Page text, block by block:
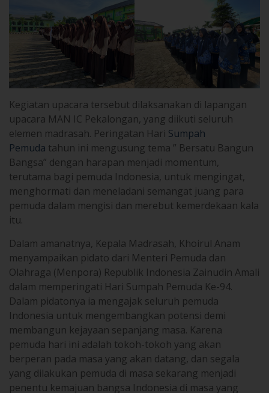
Kegiatan upacara tersebut dilaksanakan di lapangan
elemen madrasah. Peringatan Hari Sumpah
Pemuda tahun ini mengusung tema ” Bersatu Bangun
Bangsa” dengan harapan menjadi momentum,
terutama bagi pemuda Indonesia, untuk mengingat,
menghormati dan meneladani semangat juang para
pemuda dalam mengisi dan merebut kemerdekaan kala
itu.
Dalam amanatnya, Kepala Madrasah, Khoirul Anam
Olahraga (Menpora) Republik Indonesia Zainudin Amali
dalam memperingati Hari Sumpah Pemuda Ke-94.
Dalam pidatonya ia mengajak seluruh pemuda
Indonesia untuk mengembangkan potensi demi
membangun kejayaan sepanjang masa. Karena
pemuda hari ini adalah tokoh-tokoh yang akan
berperan pada masa yang akan datang, dan segala
yang dilakukan pemuda di masa sekarang menjadi
penentu kemajuan bangsa Indonesia di masa yang
akan datang.